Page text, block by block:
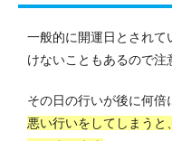
一般的に開運日とされ
けないこともあるので注
その日の行いが後に何倍
悪い行いをしてしまうと